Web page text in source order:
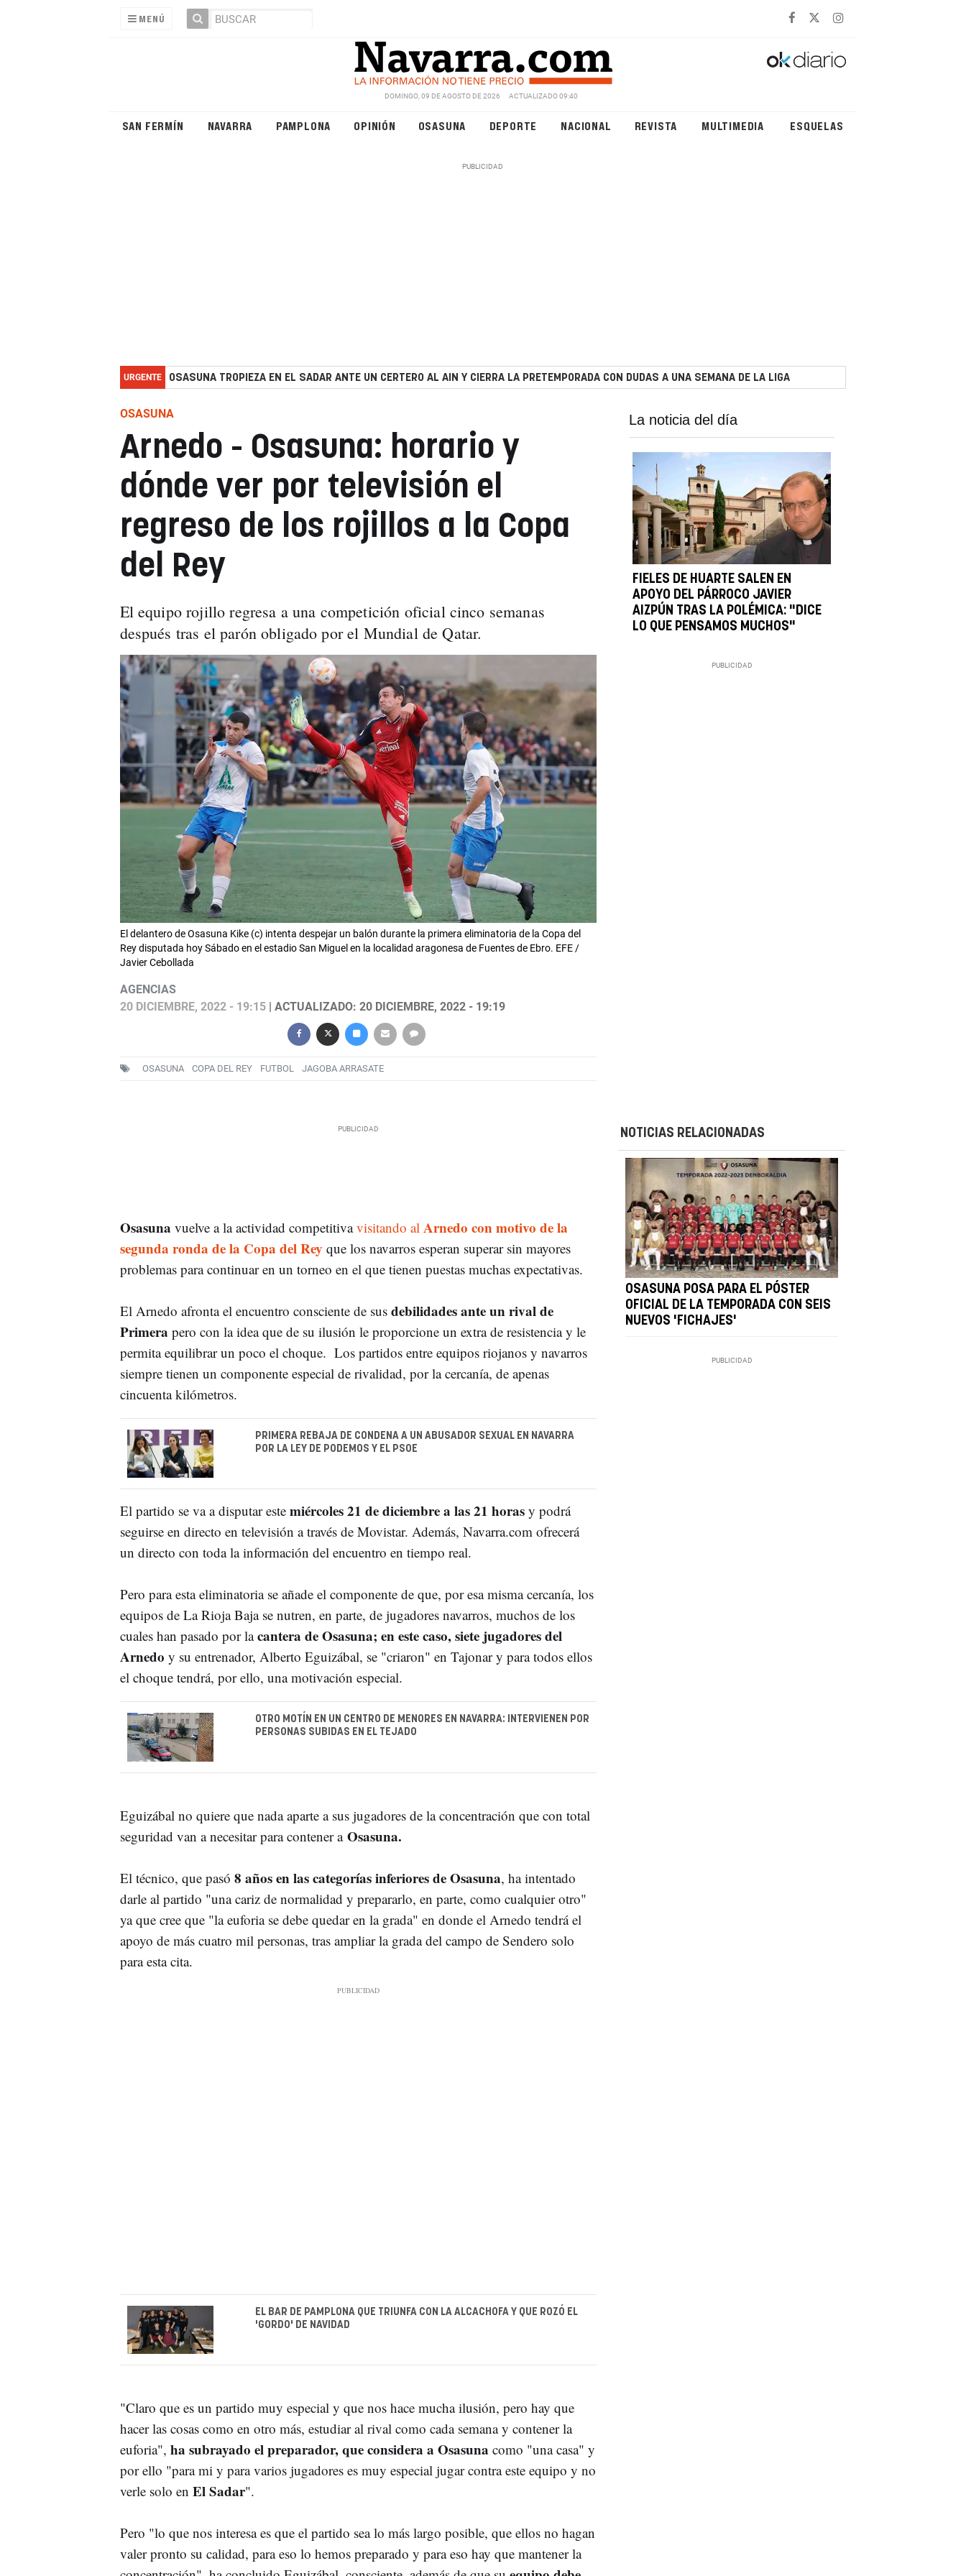
MENÚ
DOMINGO, 09 DE AGOSTO DE 2026 ACTUALIZADO 09:40
SAN FERMÍN NAVARRA PAMPLONA OPINIÓN OSASUNA DEPORTE NACIONAL REVISTA MULTIMEDIA ESQUELAS
URGENTE OSASUNA TROPIEZA EN EL SADAR ANTE UN CERTERO AL AIN Y CIERRA LA PRETEMPORADA CON DUDAS A UNA SEMANA DE LA LIGA
OSASUNA
Arnedo - Osasuna: horario y
dónde ver por televisión el
regreso de los rojillos a la Copa
del Rey
El equipo rojillo regresa a una competición oficial cinco semanas
después tras el parón obligado por el Mundial de Qatar.
El delantero de Osasuna Kike (c) intenta despejar un balón durante la primera eliminatoria de la Copa del
Rey disputada hoy Sábado en el estadio San Miguel en la localidad aragonesa de Fuentes de Ebro. EFE /
Javier Cebollada
AGENCIAS
20 DICIEMBRE, 2022 - 19:15| ACTUALIZADO: 20 DICIEMBRE, 2022 - 19:19
OSASUNA COPA DEL REY FUTBOL JAGOBA ARRASATE
La noticia del día
FIELES DE HUARTE SALEN EN
APOYO DEL PÁRROCO JAVIER
AIZPÚN TRAS LA POLÉMICA: "DICE
LO QUE PENSAMOS MUCHOS"
Osasuna vuelve a la actividad competitivavisitando alArnedo con motivo de la
segunda ronda de la Copa del Rey que los navarros esperan superar sin mayores
problemas para continuar en un torneo en el que tienen puestas muchas expectativas.
El Arnedo afronta el encuentro consciente de susdebilidades ante un rival de
Primera pero con la idea que de su ilusión le proporcione un extra de resistencia y le
permita equilibrar un poco el choque. Los partidos entre equipos riojanos y navarros
siempre tienen un componente especial de rivalidad, por la cercanía, de apenas
cincuenta kilómetros.
PRIMERA REBAJA DE CONDENA A UN ABUSADOR SEXUAL EN NAVARRA
POR LA LEY DE PODEMOS Y EL PSOE
El partido se va a disputar estemiércoles 21 de diciembre a las 21 horasy podrá
seguirse en directo en televisión a través de Movistar. Además, Navarra.com ofrecerá
un directo con toda la información del encuentro en tiempo real.
Pero para esta eliminatoria se añade el componente de que, por esa misma cercanía, los
equipos de La Rioja Baja se nutren, en parte, de jugadores navarros, muchos de los
cuales han pasado por lacantera de Osasuna; en este caso, siete jugadores del
Arnedo y su entrenador, Alberto Eguizábal, se "criaron" en Tajonar y para todos ellos
el choque tendrá, por ello, una motivación especial.
OTRO MOTÍN EN UN CENTRO DE MENORES EN NAVARRA: INTERVIENEN POR
PERSONAS SUBIDAS EN EL TEJADO
Eguizábal no quiere que nada aparte a sus jugadores de la concentración que con total
seguridad van a necesitar para contener a Osasuna.
El técnico, que pasó 8 años en las categorías inferiores de Osasuna, ha intentado
darle al partido "una cariz de normalidad y prepararlo, en parte, como cualquier otro"
ya que cree que "la euforia se debe quedar en la grada" en donde el Arnedo tendrá el
apoyo de más cuatro mil personas, tras ampliar la grada del campo de Sendero solo
para esta cita.
EL BAR DE PAMPLONA QUE TRIUNFA CON LA ALCACHOFA Y QUE ROZÓ EL
'GORDO' DE NAVIDAD
"Claro que es un partido muy especial y que nos hace mucha ilusión, pero hay que
hacer las cosas como en otro más, estudiar al rival como cada semana y contener la
euforia", ha subrayado el preparador, que considera a Osasuna como "una casa" y
por ello "para mi y para varios jugadores es muy especial jugar contra este equipo y no
verle solo en El Sadar".
Pero "lo que nos interesa es que el partido sea lo más largo posible, que ellos no hagan
valer pronto su calidad, para eso lo hemos preparado y para eso hay que mantener la
NOTICIAS RELACIONADAS
OSASUNA POSA PARA EL PÓSTER
OFICIAL DE LA TEMPORADA CON SEIS
NUEVOS 'FICHAJES'